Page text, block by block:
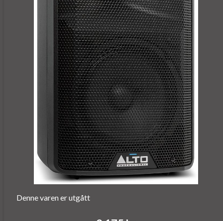
Denne varen er utgått